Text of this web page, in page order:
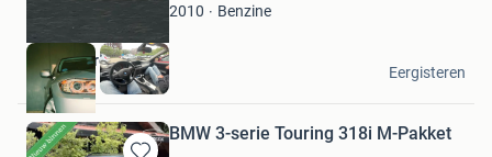
2010 Benzine
bob van breugel
Giessen
Eergisteren
BMW 3-serie Touring 318i M-Pakket